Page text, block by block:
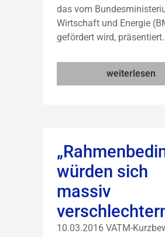
das vom
Wirtschaft und Energie
gefördert wird,
weiterlesen
würden sich
massiv
10.03.2016 VATM-